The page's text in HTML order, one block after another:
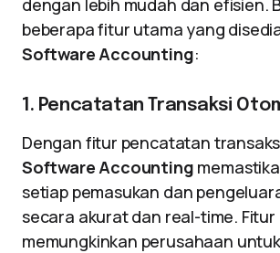
dengan lebih mudah dan efisien.
beberapa fitur utama yang
Software Accounting:
1. Pencatatan Transaksi
Dengan fitur pencatatan
Software Accounting
setiap pemasukan dan
secara akurat dan real-time. Fitur
memungkinkan perusahaan